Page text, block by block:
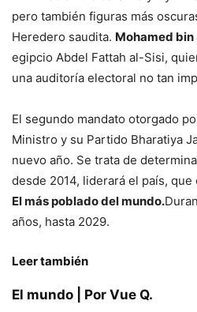
pero también figuras más
Heredero saudita. Mohamed bin
egipcio Abdel Fattah al-Sisi,
una auditoría electoral no tan
El segundo mandato otorgado
Ministro y su Partido Bharatiya
nuevo año. Se trata de
desde 2014, liderará el país,
El más poblado del mundo.
años, hasta 2029.
Leer también
El mundo | Por Vue Q.